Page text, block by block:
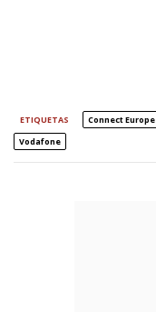
ETIQUETAS Connect Europe
Vodafone